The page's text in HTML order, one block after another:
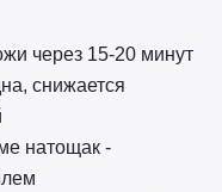
через 15-20 минут
снижается
натощак -